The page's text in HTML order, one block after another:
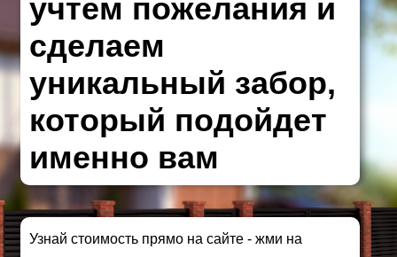
учтем пожелания и
сделаем
уникальный забор,
который подойдет
именно вам
Узнай стоимость прямо на сайте - жми на